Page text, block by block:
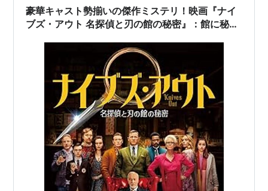
豪華キャスト勢揃いの傑作ミステリ！映画『ナイ
ブズ・アウト 名探偵と刃の館の秘密』：館に秘め